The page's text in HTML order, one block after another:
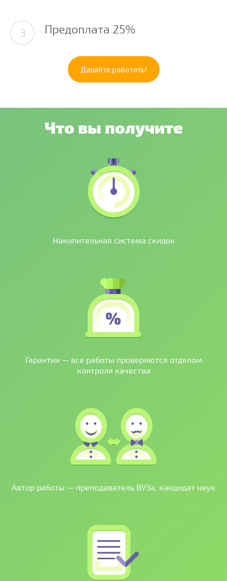
3 Предоплата 25%
Давайте работать!
Что вы получите
Накопительная система скидок
Гарантии — все работы проверяются отделом
контроля качества
Автор работы — преподаватель ВУЗа, кандидат наук